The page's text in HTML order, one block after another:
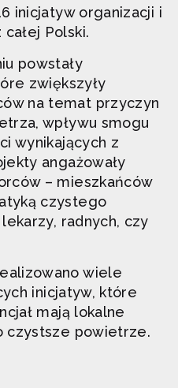
inicjatyw organizacji i
Polski.
powstały
zwiększyły
na temat przyczyn
wpływu smogu
wynikających z
angażowały
– mieszkańców
czystego
radnych, czy
wiele
inicjatyw, które
mają lokalne
czystsze powietrze.